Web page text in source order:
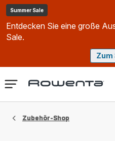
Summer Sale
Entdecken Sie eine große
Sale.
Zum
Das
Zubehör-Shop